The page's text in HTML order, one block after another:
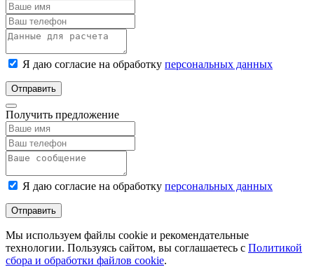
Я даю согласие на обработку персональных данных
Отправить
Получить предложение
Я даю согласие на обработку персональных данных
Отправить
Мы используем файлы cookie и рекомендательные
технологии. Пользуясь сайтом, вы соглашаетесь с Политикой
сбора и обработки файлов cookie.